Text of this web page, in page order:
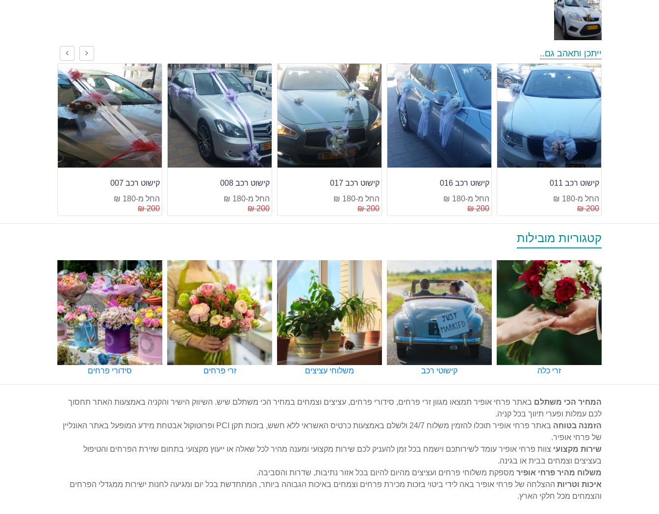
ייתכן ותאהב גם..
קישוט רכב 016
החל מ-180 ₪
200 ₪
קישוט רכב 017
החל מ-180 ₪
200 ₪
קישוט רכב 008
החל מ-180 ₪
200 ₪
קישוט רכב 007
החל מ-180 ₪
200 ₪
הנחה
11%
קישוט רכב 003
החל מ-180 ₪
200 ₪
קטגוריות מובילות
קישוטי רכב משלוחי עציצים זרי פרחים סידורי פרחים זרי כלה
המחיר הכי משתלם באתר פרחי אופיר תמצאו מגוון זרי פרחים, סידורי פרחים, עציצים וצמחים במחיר הכי משתלם שיש. השיווק הישיר והקניה באמצעות האתר תחסוך
לכם עמלות ופערי תיווך בכל קניה.
הזמנה בטוחה
באתר פרחי אופיר תוכלו להזמין משלוח 24/7 ולשלם באמצעות כרטיס האשראי ללא חשש, בזכות תקן PCI ופרוטוקול אבטחת מידע המופעל באתר האונליין
של פרחי אופיר.
שירות מקצועי צוות פרחי אופיר עומד לשירותכם וישמח בכל זמן להעניק לכם שירות מקצועי ומענה מהיר לכל שאלה או ייעוץ מקצועי בתחום שזירת הפרחים והטיפול
בעציצים וצמחים בבית או בגינה.
משלוח מהיר פרחי אופיר מספקת משלוחי פרחים ועציצים מהיום להיום בכל אזור נתיבות, שדרות והסביבה.
איכות וטריות ההצלחה של פרחי אופיר באה לידי ביטוי בזכות מכירת פרחים וצמחים באיכות הגבוהה ביותר, המתחדשת בכל יום ומגיעה לחנות ישירות ממגדלי הפרחים
והצמחים מכל חלקי הארץ.